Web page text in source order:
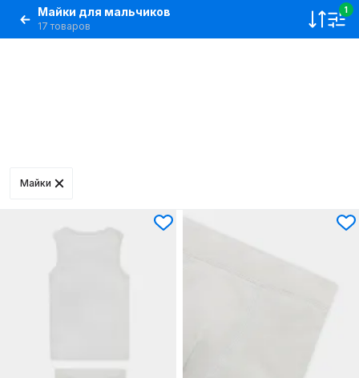
Майки для мальчиков
17 товаров
1
Майки